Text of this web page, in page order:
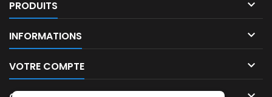
PRODUITS 
INFORMATIONS 
VOTRE COMPTE 